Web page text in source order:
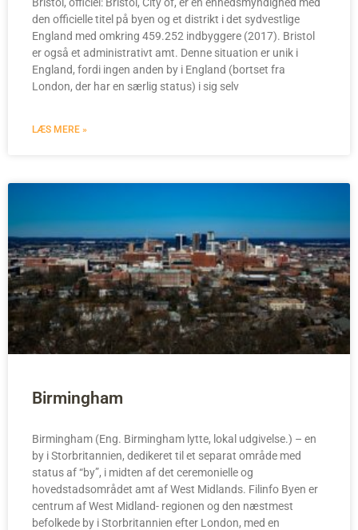
Bristol, officiel: Bristol, City of, er en enhedsmyndighed med
den officielle titel på byen og et distrikt i det sydvestlige
England med omkring 459.252 indbyggere (2017). Bristol
er også et administrativt amt. Denne situation er unik i
England, fordi ingen anden by i England (bortset fra
London, der har en særlig status) i sig selv
LÆS MERE »
Birmingham
Birmingham (Eng. Birmingham lytte, lokal udgivelse.) – en
by i Storbritannien, dedikeret til et separat område med
status af “by”, i midten af det ceremonielle og
hovedstadsområdet amt af West Midlands. Filinfo Byen er
centrum af West Midland- regionen og den næstmest
befolkede by i Storbritannien efter London, med en